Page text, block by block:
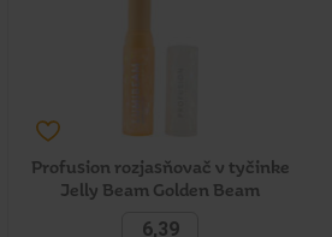
Profusion rozjasňovač v tyčinke
Jelly Beam Golden Beam
6,39